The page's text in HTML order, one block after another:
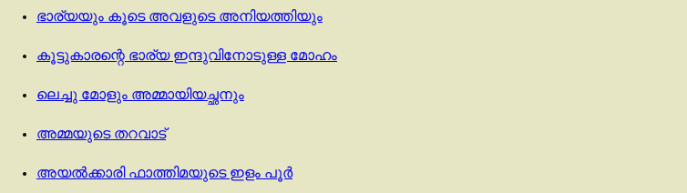
ഭാര്യയും കൂടെ അവളുടെ അനിയത്തിയും
കൂട്ടുകാരന്റെ ഭാര്യ ഇന്ദുവിനോടുള്ള മോഹം
ലെച്ചു മോളും അമ്മായിയച്ഛനും
അമ്മയുടെ തറവാട്
അയൽക്കാരി ഫാത്തിമയുടെ ഇളം പൂർ